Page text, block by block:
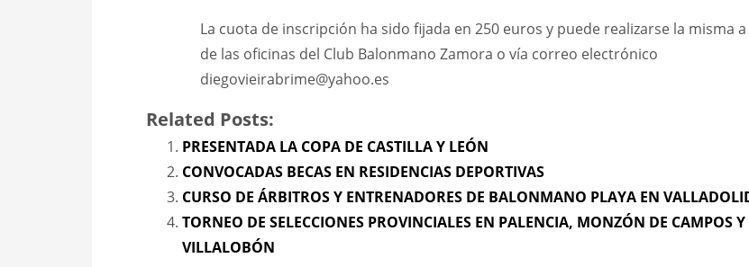
La cuota de inscripción ha sido fijada en 250 euros y puede realizarse la misma
de las oficinas del Club Balonmano Zamora o vía correo electrónico
diegovieirabrime@yahoo.es
Related Posts:
PRESENTADA LA COPA DE CASTILLA Y LEÓN
CONVOCADAS BECAS EN RESIDENCIAS DEPORTIVAS
CURSO DE ÁRBITROS Y ENTRENADORES DE BALONMANO PLAYA EN
TORNEO DE SELECCIONES PROVINCIALES EN PALENCIA, MONZÓN DE CAMPOS Y
VILLALOBÓN